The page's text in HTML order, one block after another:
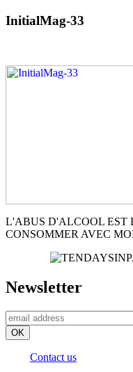
InitialMag-33
L'ABUS D'ALCOOL EST
CONSOMMER AVEC
Newsletter
Contact us